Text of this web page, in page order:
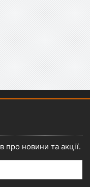
про новини та акції.